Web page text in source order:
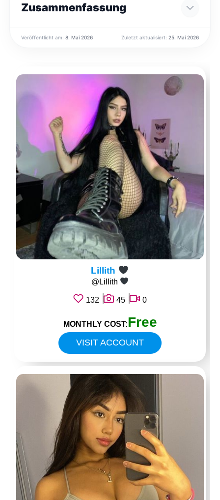
Zusammenfassung
Veröffentlicht am: 8. Mai 2026 Zuletzt aktualisiert:25. Mai 2026
Lillith
@Lillith
132 45 0
VISIT ACCOUNT
MONTHLY COST:Free